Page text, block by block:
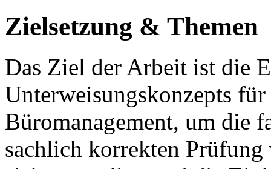
Zielsetzung & Themen
Das Ziel der Arbeit ist die
Unterweisungskonzepts
Büromanagement, um die
sachlich korrekten